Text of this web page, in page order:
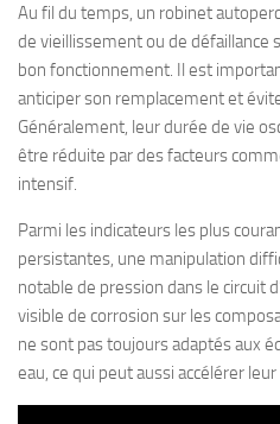
Au fil du temps, un robinet
de vieillissement ou de défaillance
bon fonctionnement. Il est
anticiper son remplacement et
Généralement, leur durée de vie
être réduite par des facteurs
intensif.
Parmi les indicateurs les plus
persistantes, une manipulation
notable de pression dans le circuit
visible de corrosion sur les
ne sont pas toujours adaptés aux
eau, ce qui peut aussi accélérer